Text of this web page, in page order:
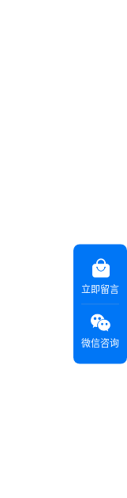
立即留言
微信咨询